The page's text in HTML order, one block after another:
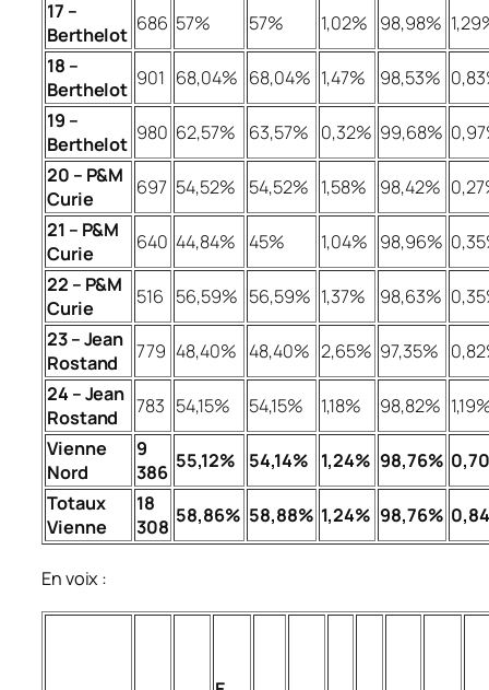
17 –
Berthelot 686 57% 57% 1,02% 98,98%
18 –
Berthelot 901 68,04% 68,04% 1,47% 98,53%
19 –
Berthelot 980 62,57% 63,57% 0,32% 99,68%
20 – P&M
Curie
697 54,52% 54,52% 1,58% 98,42%
21 – P&M
Curie
640 44,84% 45% 1,04% 98,96%
22 – P&M
Curie
516 56,59% 56,59% 1,37% 98,63%
23 – Jean
Rostand
779 48,40% 48,40% 2,65% 97,35%
24 – Jean
Rostand
783 54,15% 54,15% 1,18% 98,82%
Vienne
Nord
9
386 55,12% 54,14% 1,24% 98,76%
Totaux
Vienne
18
308 58,86% 58,88% 1,24% 98,76%
En voix :